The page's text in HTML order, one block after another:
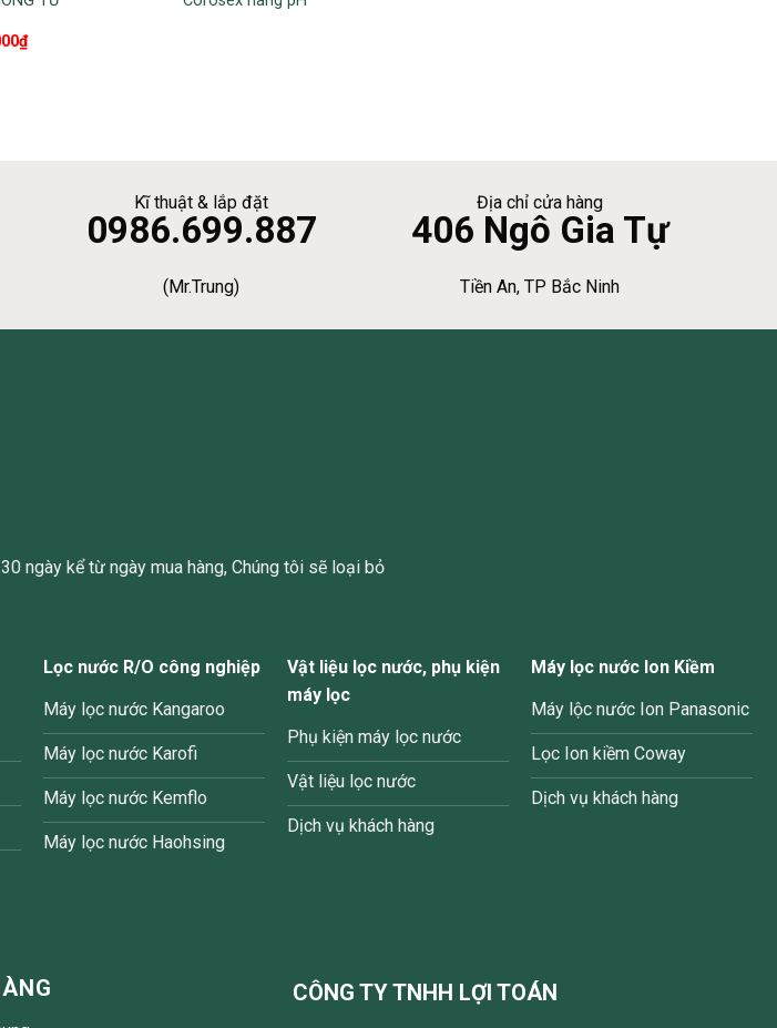
₫
Kĩ thuật & lắp đặt
0986.699.887
(Mr.Trung)
Địa chỉ cửa hàng
406 Ngô Gia Tự
Tiền An, TP Bắc Ninh
ngày kể từ ngày mua hàng, Chúng tôi sẽ loại bỏ
Lọc nước R/O công nghiệp
Máy lọc nước Kangaroo
Máy lọc nước Karofi
Máy lọc nước Kemflo
Máy lọc nước Haohsing
Vật liệu lọc nước, phụ kiện
máy lọc
Phụ kiện máy lọc nước
Vật liệu lọc nước
Dịch vụ khách hàng
Máy lọc nước Ion Kiềm
Máy lộc nước Ion Panasonic
Lọc Ion kiềm Coway
Dịch vụ khách hàng
CÔNG TY TNHH LỢI TOÁN